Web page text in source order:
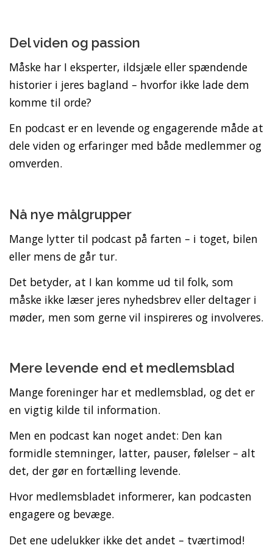
Del viden og passion
Måske har I eksperter, ildsjæle eller spændende
historier i jeres bagland – hvorfor ikke lade dem
komme til orde?
En podcast er en levende og engagerende måde at
dele viden og erfaringer med både medlemmer og
omverden.
Nå nye målgrupper
Mange lytter til podcast på farten – i toget, bilen
eller mens de går tur.
Det betyder, at I kan komme ud til folk, som
måske ikke læser jeres nyhedsbrev eller deltager i
møder, men som gerne vil inspireres og involveres.
Mere levende end et medlemsblad
Mange foreninger har et medlemsblad, og det er
en vigtig kilde til information.
Men en podcast kan noget andet: Den kan
formidle stemninger, latter, pauser, følelser – alt
det, der gør en fortælling levende.
Hvor medlemsbladet informerer, kan podcasten
engagere og bevæge.
Det ene udelukker ikke det andet – tværtimod!